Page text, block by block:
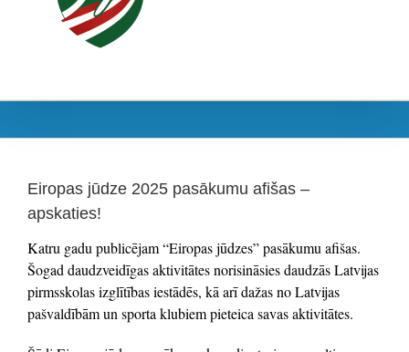
Eiropas jūdze 2025 pasākumu afišas –
apskaties!
Katru gadu publicējam “Eiropas jūdzes” pasākumu afišas.
Šogad daudzveidīgas aktivitātes norisināsies daudzās Latvijas
pirmsskolas izglītības iestādēs, kā arī dažas no Latvijas
pašvaldībām un sporta klubiem pieteica savas aktivitātes.